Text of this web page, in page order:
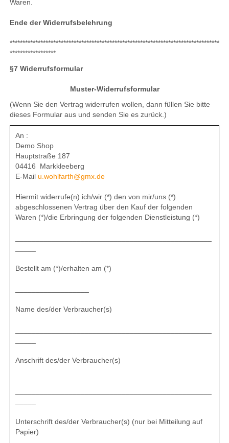
Waren.
Ende der Widerrufsbelehrung
**********************************************************************************
******************
§7 Widerrufsformular
Muster-Widerrufsformular
(Wenn Sie den Vertrag widerrufen wollen, dann füllen Sie bitte
dieses Formular aus und senden Sie es zurück.)
An :
Demo Shop
Hauptstraße 187
04416 Markkleeberg
E-Mail u.wohlfarth@gmx.de
Hiermit widerrufe(n) ich/wir (*) den von mir/uns (*)
abgeschlossenen Vertrag über den Kauf der folgenden
Waren (*)/die Erbringung der folgenden Dienstleistung (*)
Bestellt am (*)/erhalten am (*)
Name des/der Verbraucher(s)
Anschrift des/der Verbraucher(s)
Unterschrift des/der Verbraucher(s) (nur bei Mitteilung auf
Papier)